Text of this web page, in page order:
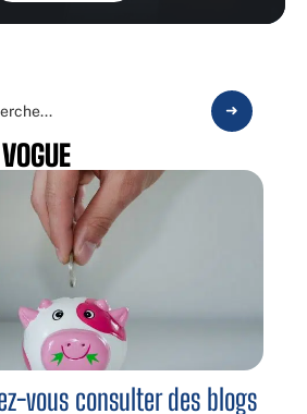
vous consulter des blogs